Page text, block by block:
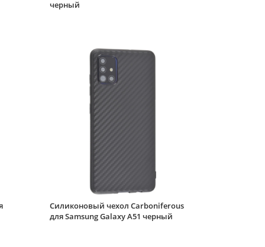
Galaxy A51 Smile
Силиконовый чехол
Electroplate case для
Samsung Galaxy A51
мятно-зеленый
Силиконовый чехол
Metallic rim для
Samsung Galaxy A51
розовый (с вырезом
для карт)
Силиконовый чехол
Thick для Samsung
Galaxy A51 Flower
vine коричневый
Силиконовый чехол
черный
Силиконовый чехол Carboniferous
для Samsung Galaxy A51 черный